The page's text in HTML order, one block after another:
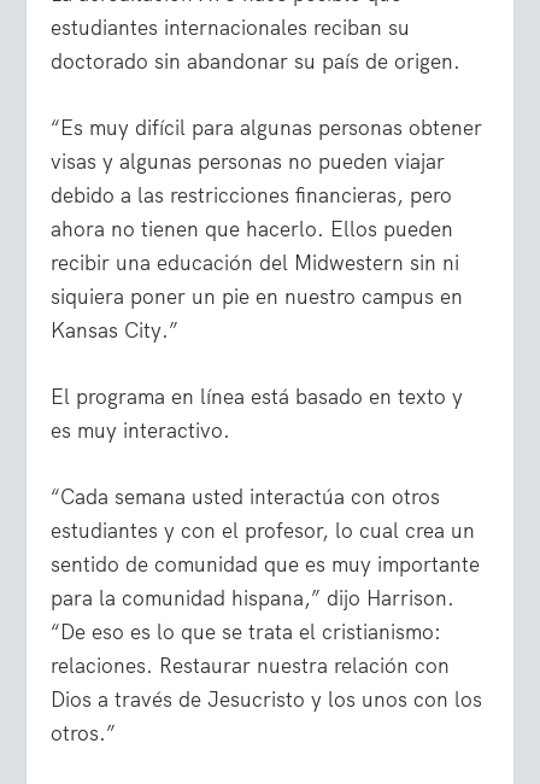
estudiantes internacionales reciban su
doctorado sin abandonar su país de origen.
“Es muy difícil para algunas personas obtener
visas y algunas personas no pueden viajar
debido a las restricciones financieras, pero
ahora no tienen que hacerlo. Ellos pueden
recibir una educación del Midwestern sin ni
siquiera poner un pie en nuestro campus en
Kansas City.”
El programa en línea está basado en texto y
es muy interactivo.
“Cada semana usted interactúa con otros
estudiantes y con el profesor, lo cual crea un
sentido de comunidad que es muy importante
para la comunidad hispana,” dijo Harrison.
“De eso es lo que se trata el cristianismo:
relaciones. Restaurar nuestra relación con
Dios a través de Jesucristo y los unos con los
otros.”